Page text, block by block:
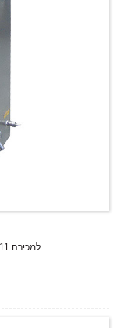
מעקר קיטור במיקרוגל |אוטוקלאב אנכי AMPS11 למכירה